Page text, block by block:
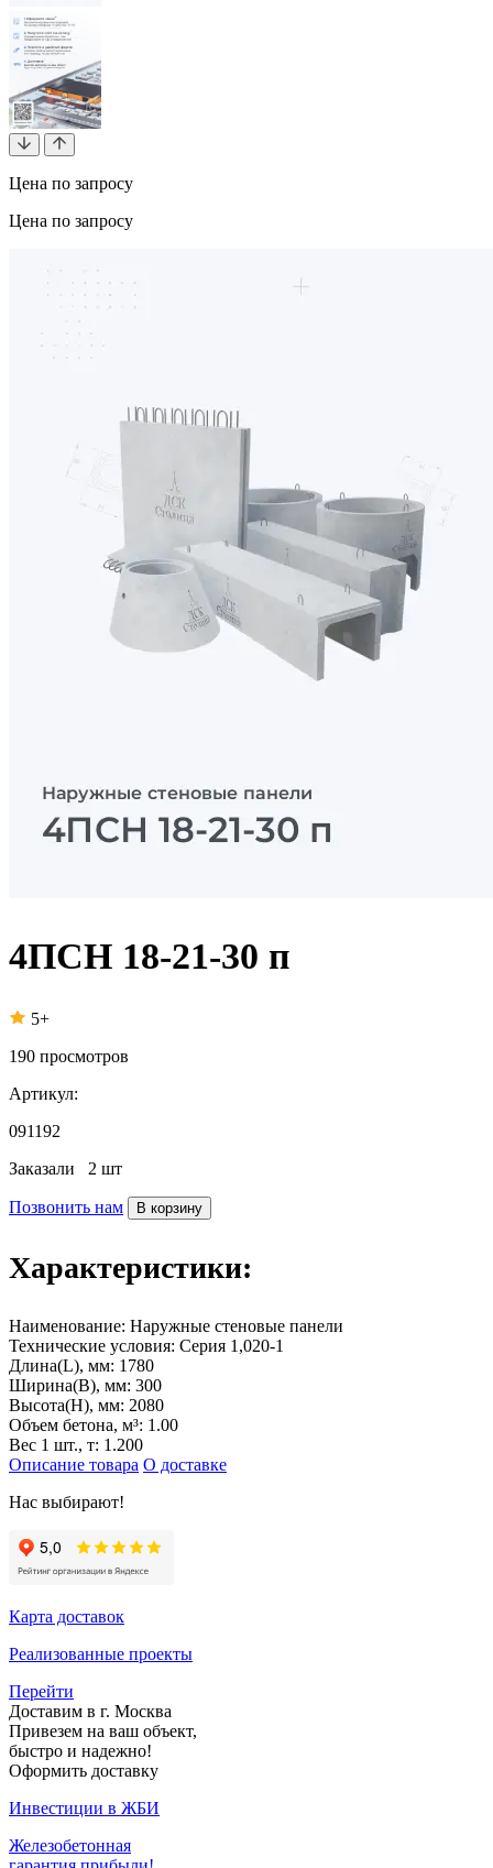
Цена по запросу
Цена по запросу
4ПСН 18-21-30 п
5+
190 просмотров
Артикул:
091192
Заказали 2 шт
Позвонить нам В корзину
Характеристики:
Наименование: Наружные стеновые панели
Технические условия: Серия 1,020-1
Длина(L), мм: 1780
Ширина(B), мм: 300
Высота(H), мм: 2080
Объем бетона, м³: 1.00
Вес 1 шт., т: 1.200
Описание товара О доставке
Нас выбирают!
Карта доставок
Реализованные проекты
Перейти
Доставим в г. Москва
Привезем на ваш объект,
быстро и надежно!
Оформить доставку
Инвестиции в ЖБИ
Железобетонная